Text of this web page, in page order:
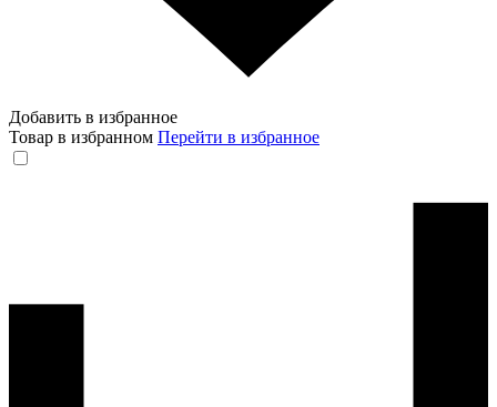
Добавить в избранное
Товар в избранном Перейти в избранное